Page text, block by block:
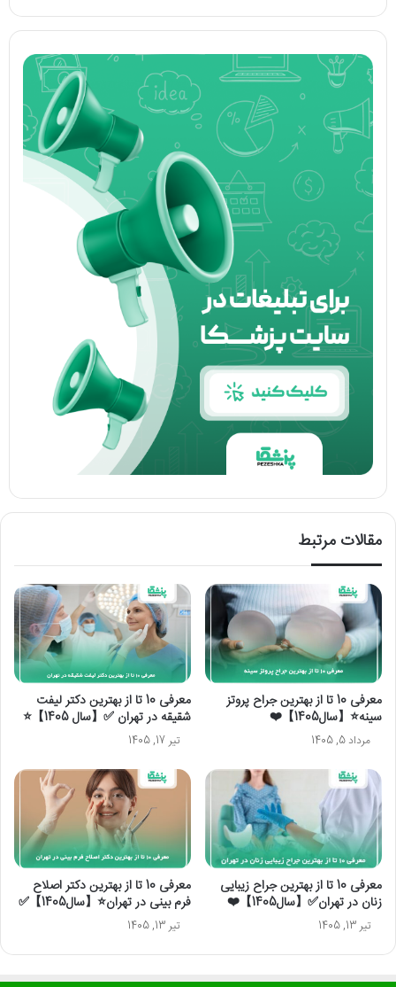
مقالات مرتبط
معرفی 10 تا از بهترین جراح پروتز
سینه⭐【سال1405】❤️
مرداد 5, 1405
معرفی 10 تا از بهترین دکتر لیفت
شقیقه در تهران ✅【سال 1405】⭐
تیر 17, 1405
معرفی 10 تا از بهترین جراح زیبایی
زنان در تهران✅【سال1405】❤️
تیر 13, 1405
معرفی 10 تا از بهترین دکتر اصلاح
فرم بینی در تهران⭐【سال1405】✅
تیر 13, 1405